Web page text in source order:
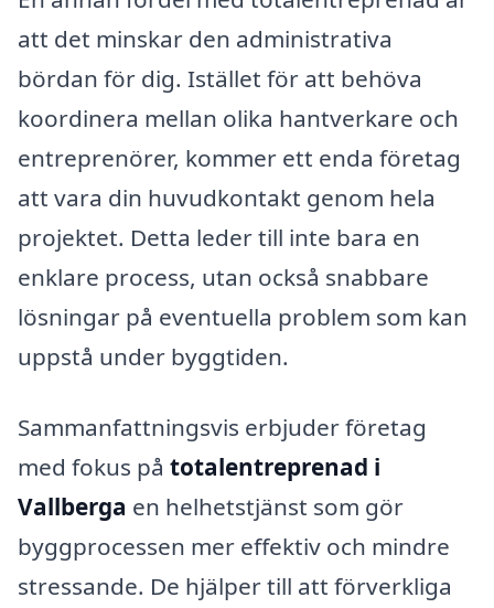
att det minskar den administrativa
bördan för dig. Istället för att behöva
koordinera mellan olika hantverkare och
entreprenörer, kommer ett enda företag
att vara din huvudkontakt genom hela
projektet. Detta leder till inte bara en
enklare process, utan också snabbare
lösningar på eventuella problem som kan
uppstå under byggtiden.
Sammanfattningsvis erbjuder företag
med fokus på totalentreprenad i
Vallberga en helhetstjänst som gör
byggprocessen mer effektiv och mindre
stressande. De hjälper till att förverkliga